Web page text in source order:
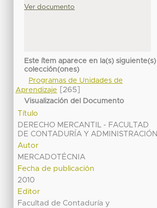
Ver documento
Este ítem aparece en la(s) siguiente(s)
colección(ones)
Programas de Unidades de
Aprendizaje
[265]
Visualización del Documento
Título
DERECHO MERCANTIL - FACULTAD
DE CONTADURÍA Y ADMINISTRACIÓN
Autor
MERCADOTÉCNIA
Fecha de publicación
2010
Editor
Facultad de Contaduría y